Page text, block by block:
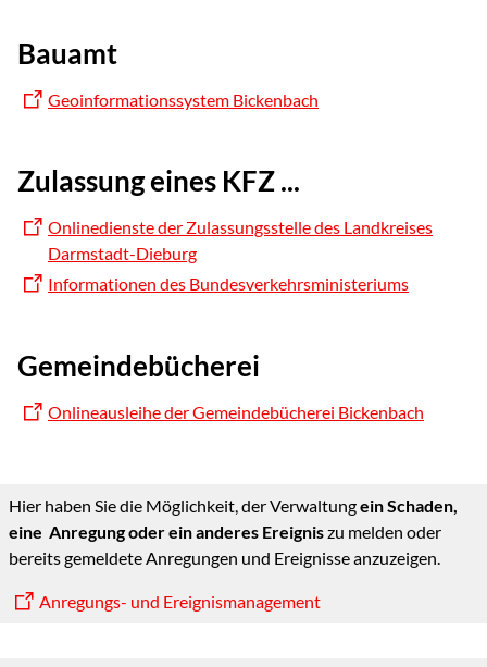
Bauamt
Geoinformationssystem Bickenbach
Zulassung eines KFZ ...
Onlinedienste der Zulassungsstelle des Landkreises
Darmstadt-Dieburg
Informationen des Bundesverkehrsministeriums
Gemeindebücherei
Onlineausleihe der Gemeindebücherei Bickenbach
Hier haben Sie die Möglichkeit, der Verwaltungein Schaden,
eine Anregung oder ein anderes Ereigniszu melden oder
bereits gemeldete Anregungen und Ereignisse anzuzeigen.
Anregungs- und Ereignismanagement